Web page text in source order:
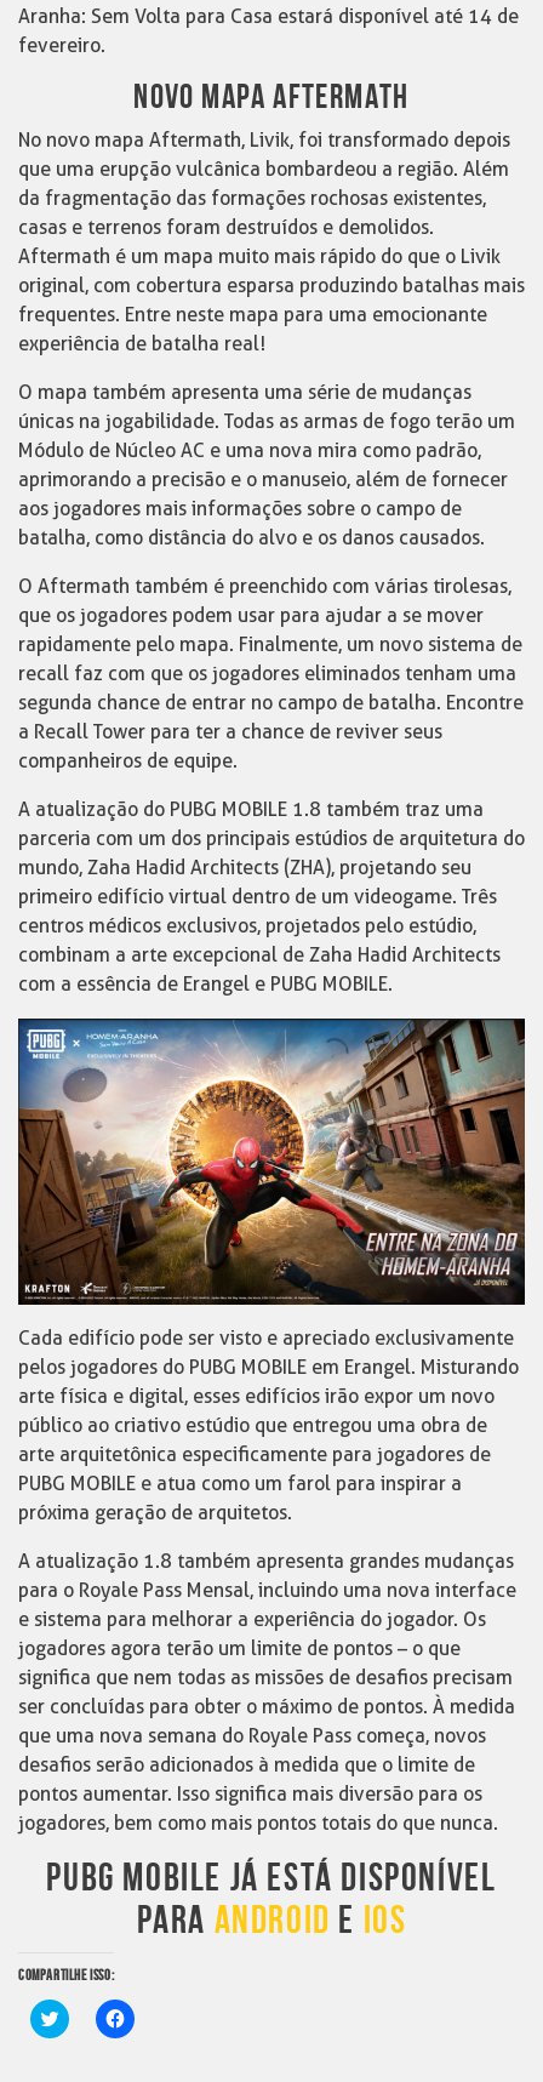
Aranha: Sem Volta para Casa estará disponível até 14 de
fevereiro.
NOVO MAPA AFTERMATH
No novo mapa Aftermath, Livik, foi transformado depois
que uma erupção vulcânica bombardeou a região. Além
da fragmentação das formações rochosas existentes,
casas e terrenos foram destruídos e demolidos.
Aftermath é um mapa muito mais rápido do que o Livik
original, com cobertura esparsa produzindo batalhas mais
frequentes. Entre neste mapa para uma emocionante
experiência de batalha real!
O mapa também apresenta uma série de mudanças
únicas na jogabilidade. Todas as armas de fogo terão um
Módulo de Núcleo AC e uma nova mira como padrão,
aprimorando a precisão e o manuseio, além de fornecer
aos jogadores mais informações sobre o campo de
batalha, como distância do alvo e os danos causados.
O Aftermath também é preenchido com várias tirolesas,
que os jogadores podem usar para ajudar a se mover
rapidamente pelo mapa. Finalmente, um novo sistema de
recall faz com que os jogadores eliminados tenham uma
segunda chance de entrar no campo de batalha. Encontre
a Recall Tower para ter a chance de reviver seus
companheiros de equipe.
A atualização do PUBG MOBILE 1.8 também traz uma
parceria com um dos principais estúdios de arquitetura do
mundo, Zaha Hadid Architects (ZHA), projetando seu
primeiro edifício virtual dentro de um videogame. Três
centros médicos exclusivos, projetados pelo estúdio,
combinam a arte excepcional de Zaha Hadid Architects
com a essência de Erangel e PUBG MOBILE.
Cada edifício pode ser visto e apreciado exclusivamente
pelos jogadores do PUBG MOBILE em Erangel. Misturando
arte física e digital, esses edifícios irão expor um novo
público ao criativo estúdio que entregou uma obra de
arte arquitetônica especificamente para jogadores de
PUBG MOBILE e atua como um farol para inspirar a
próxima geração de arquitetos.
A atualização 1.8 também apresenta grandes mudanças
para o Royale Pass Mensal, incluindo uma nova interface
e sistema para melhorar a experiência do jogador. Os
jogadores agora terão um limite de pontos – o que
significa que nem todas as missões de desafios precisam
ser concluídas para obter o máximo de pontos. À medida
que uma nova semana do Royale Pass começa, novos
desafios serão adicionados à medida que o limite de
pontos aumentar. Isso significa mais diversão para os
jogadores, bem como mais pontos totais do que nunca.
PUBG MOBILE JÁ ESTÁ DISPONÍVEL
PARA ANDROID E IOS
COMPARTILHE ISSO:
Clique
para
Clique
para